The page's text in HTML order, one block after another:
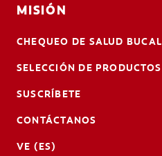
MISIÓN
CHEQUEO DE SALUD BUCAL
SELECCIÓN DE PRODUCTOS
SUSCRÍBETE
CONTÁCTANOS
VE (ES)